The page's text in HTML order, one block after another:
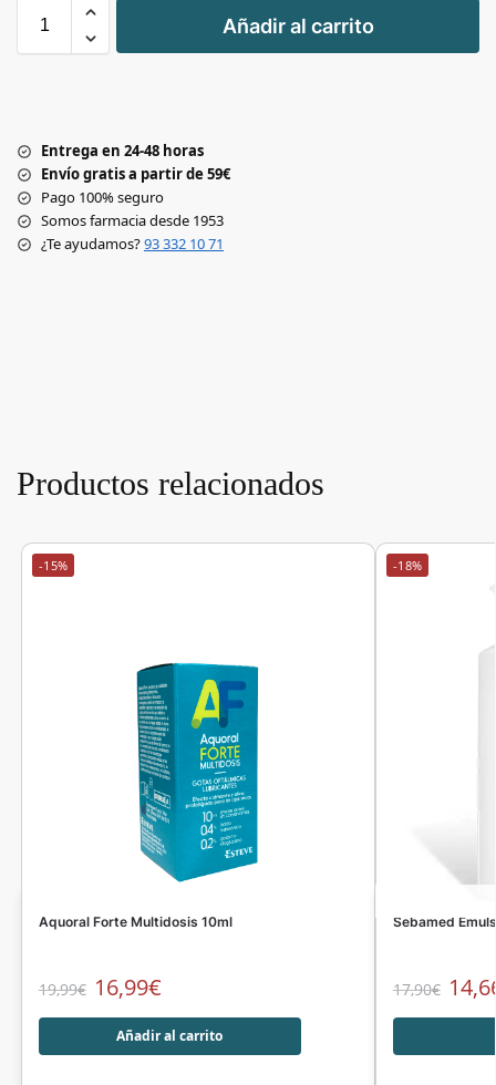
+
-
Añadir al carrito
Entrega en 24-48 horas
Envío gratis a partir de 59€
Pago 100% seguro
Somos farmacia desde 1953
¿Te ayudamos?93 332 10 71
Productos relacionados
-15%
Aquoral Forte Multidosis 10ml
19,99€ 16,99€
Añadir al carrito
-18%
Sebamed
17,90€